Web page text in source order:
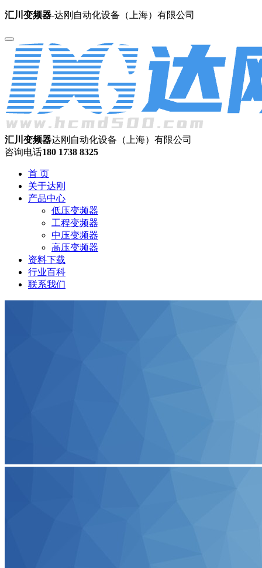
汇川变频器-达刚自动化设备（上海）有限公司
汇川变频器达刚自动化设备（上海）有限公司
咨询电话180 1738 8325
首 页
关于达刚
产品中心
低压变频器
工程变频器
中压变频器
高压变频器
资料下载
行业百科
联系我们